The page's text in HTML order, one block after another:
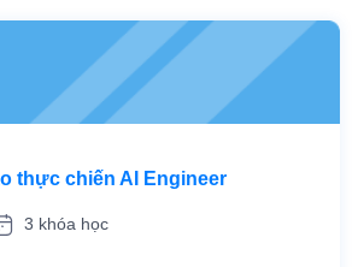
thực chiến AI Engineer
3 khóa học